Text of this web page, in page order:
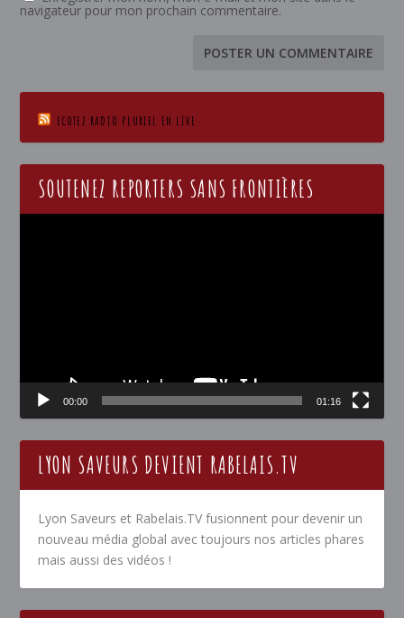
navigateur pour mon prochain commentaire.
ECOTEZ RADIO PLURIEL EN LIVE
SOUTENEZ REPORTERS SANS FRONTIÈRES
00:00 01:16
LYON SAVEURS DEVIENT RABELAIS.TV
Lyon Saveurs et Rabelais.TV fusionnent pour devenir un
nouveau média global avec toujours nos articles phares
mais aussi des vidéos !